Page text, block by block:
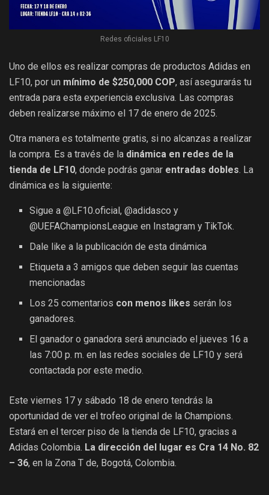
Redes oficiales LF10
Uno de ellos es realizar compras de productos Adidas en
LF10, por un mínimo de $250,000 COP, así asegurarás tu
entrada para esta experiencia exclusiva. Las compras
deben realizarse máximo el 17 de enero de 2025.
Otra manera es totalmente gratis, si no alcanzas a realizar
la compra. Es a través de la dinámica en redes de la
tienda de LF10, donde podrás ganar entradas dobles. La
dinámica es la siguiente:
Sigue a @LF10.oficial, @adidasco y
@UEFAChampionsLeague en Instagram y TikTok.
Dale like a la publicación de esta dinámica
Etiqueta a 3 amigos que deben seguir las cuentas
mencionadas
Los 25 comentarios con menos likes serán los
ganadores.
El ganador o ganadora será anunciado el jueves 16 a
las 7:00 p. m. en las redes sociales de LF10 y será
contactada por este medio.
Este viernes 17 y sábado 18 de enero tendrás la
oportunidad de ver el trofeo original de la Champions.
Estará en el tercer piso de la tienda de LF10, gracias a
Adidas Colombia. La dirección del lugar es Cra 14 No. 82
– 36, en la Zona T de, Bogotá, Colombia.